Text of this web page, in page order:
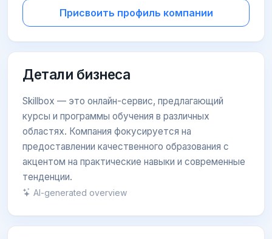
Присвоить профиль компании
Детали бизнеса
Skillbox — это онлайн-сервис, предлагающий
курсы и программы обучения в различных
областях. Компания фокусируется на
предоставлении качественного образования с
акцентом на практические навыки и современные
тенденции.
AI-generated overview